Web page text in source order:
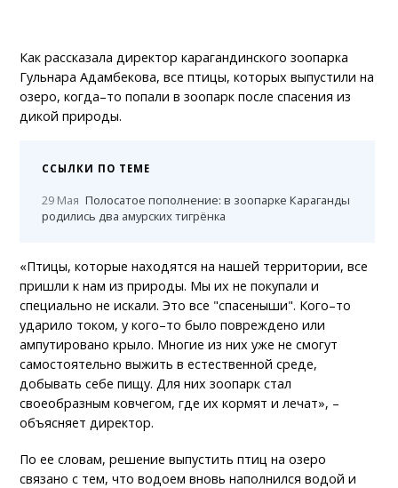
Как рассказала директор карагандинского зоопарка
Гульнара Адамбекова, все птицы, которых выпустили на
озеро, когда–то попали в зоопарк после спасения из
дикой природы.
ССЫЛКИ ПО ТЕМЕ
29 Мая Полосатое пополнение: в зоопарке Караганды
родились два амурских тигрёнка
«Птицы, которые находятся на нашей территории, все
пришли к нам из природы. Мы их не покупали и
специально не искали. Это все "спасеныши". Кого–то
ударило током, у кого–то было повреждено или
ампутировано крыло. Многие из них уже не смогут
самостоятельно выжить в естественной среде,
добывать себе пищу. Для них зоопарк стал
своеобразным ковчегом, где их кормят и лечат», –
объясняет директор.
По ее словам, решение выпустить птиц на озеро
связано с тем, что водоем вновь наполнился водой и